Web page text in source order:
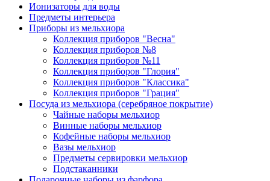
Ионизаторы для воды
Предметы интерьера
Приборы из мельхиора
Коллекция приборов "Весна"
Коллекция приборов №8
Коллекция приборов №11
Коллекция приборов "Глория"
Коллекция приборов "Классика"
Коллекция приборов "Грация"
Посуда из мельхиора (серебряное покрытие)
Чайные наборы мельхиор
Винные наборы мельхиор
Кофейные наборы мельхиор
Вазы мельхиор
Предметы сервировки мельхиор
Подстаканники